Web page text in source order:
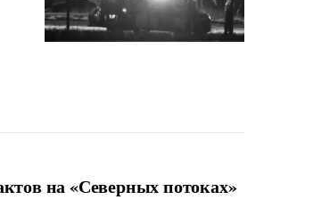
на «Северных потоках»